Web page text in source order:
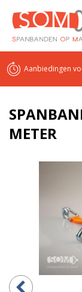
Aanbiedingen
METER